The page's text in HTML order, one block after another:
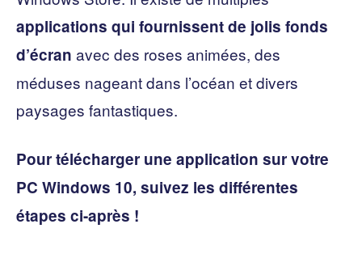
applications qui fournissent de jolis fonds
d’écran avec des roses animées, des
méduses nageant dans l’océan et divers
paysages fantastiques.
Pour télécharger une application sur votre
PC Windows 10, suivez les différentes
étapes ci-après !